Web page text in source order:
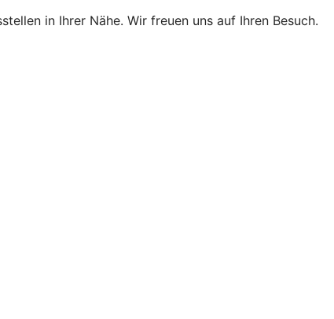
in Ihrer Nähe. Wir freuen uns auf Ihren Besuch.